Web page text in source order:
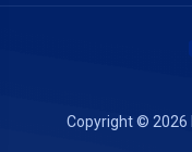
Copyright © 2026